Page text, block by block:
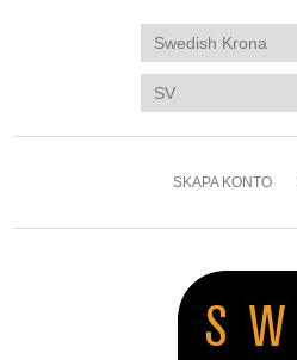
SKAPA KONTO